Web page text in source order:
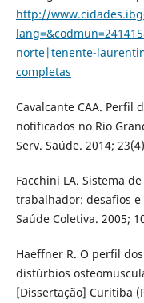
http://
norte|tenente-
completas
Cavalcante CAA. Perfil
notificados no Rio
Serv. Saúde. 2014;
Facchini LA. Sistema
trabalhador: desafios e
Saúde Coletiva. 2005;
Haeffner R. O perfil
distúrbios
[Dissertação] Curitiba